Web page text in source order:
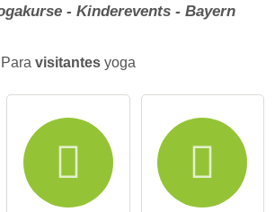
no sera publicada)
acepto los términos y condiciones.
de protección de datos .
pública
- Kinderevents - Bayern
Para visitantes yoga